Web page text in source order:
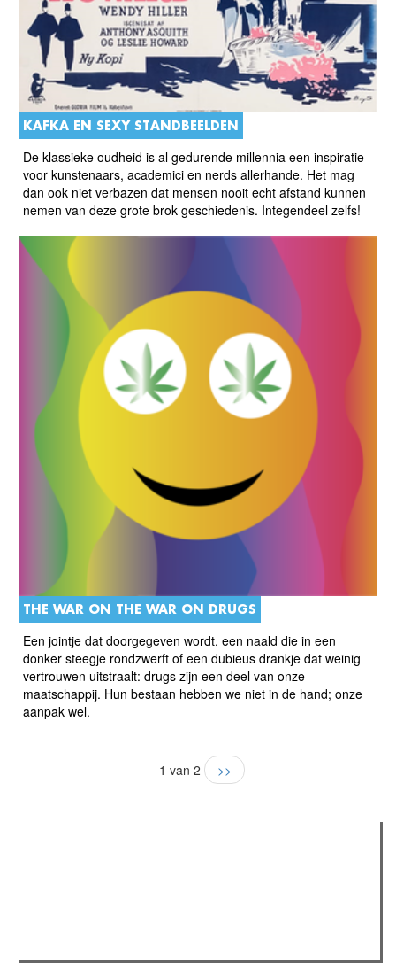
KAFKA EN SEXY STANDBEELDEN
De klassieke oudheid is al gedurende millennia een inspiratie
voor kunstenaars, academici en nerds allerhande. Het mag
dan ook niet verbazen dat mensen nooit echt afstand kunnen
nemen van deze grote brok geschiedenis. Integendeel zelfs!
THE WAR ON THE WAR ON DRUGS
Een jointje dat doorgegeven wordt, een naald die in een
donker steegje rondzwerft of een dubieus drankje dat weinig
vertrouwen uitstraalt: drugs zijn een deel van onze
maatschappij. Hun bestaan hebben we niet in de hand; onze
aanpak wel.
1 van 2 >>